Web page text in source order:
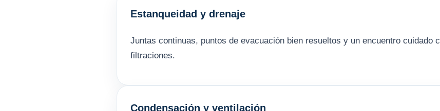
Estanqueidad y drenaje
Juntas continuas, puntos de evacuación bien resueltos y un encuentro cuidado
filtraciones.
Condensación y ventilación